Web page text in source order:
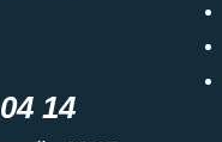
14